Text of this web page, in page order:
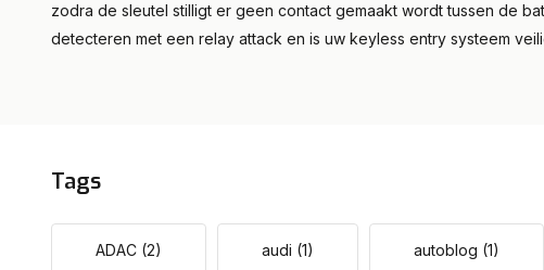
zodra de sleutel stilligt er geen contact gemaakt wordt tussen de
detecteren met een relay attack en is uw keyless entry systeem
Tags
ADAC (2) audi (1) autoblog (1)